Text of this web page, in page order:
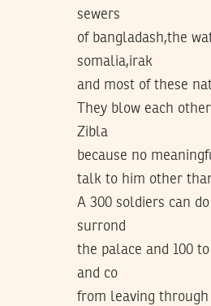
sewers
of bangladash,the
somalia,irak
and most of these
They blow each
Zibla
because no
talk to him other
A 300 soldiers can
surrond
the palace and 100
and co
from leaving